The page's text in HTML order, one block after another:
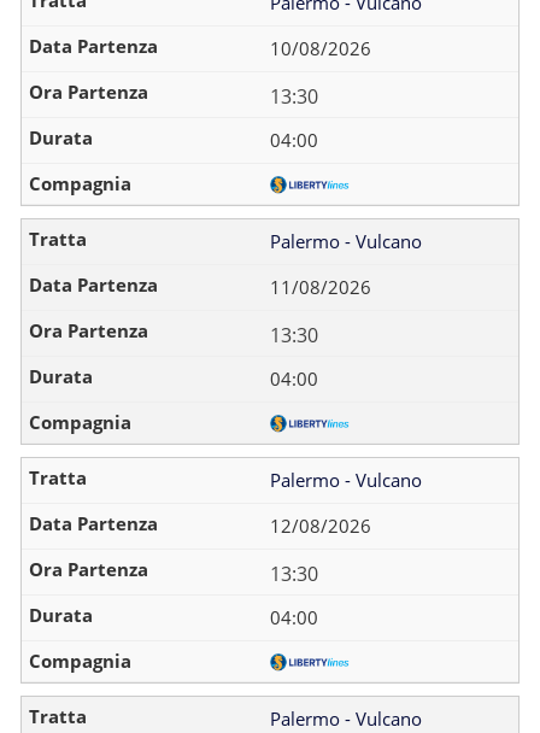
10/08/2026
13:30
04:00
Palermo - Vulcano
11/08/2026
13:30
04:00
Palermo - Vulcano
12/08/2026
13:30
04:00
Palermo - Vulcano